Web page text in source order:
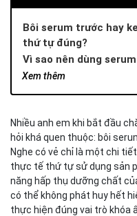
Xem thêm
Bôi serum trước hay
thứ tự đúng?
Vì sao nên dùng
Kết cấu serum giúp
Kem dưỡng ẩm đóng
Thoa serum bao lâu
Thời gian chờ giúp
Không nên chờ quá
Tùy loại serum mà
Cách chọn serum
Serum cho da dầu
Nhiều anh em khi bắt đầu
hỏi khá quen thuộc: bôi
Nghe có vẻ chỉ là một chi
thực tế thứ tự sử dụng sản
năng hấp thụ dưỡng chất
có thể không phát huy hết
thực hiện đúng vai trò khóa